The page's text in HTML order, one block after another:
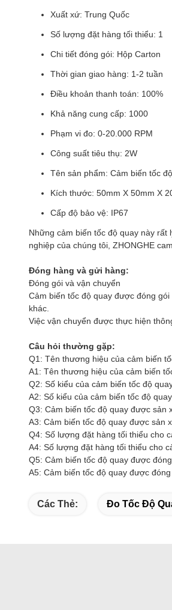
Xuất xứ: Trung Quốc
Số lượng đặt hàng tối thiểu: 1
Chi tiết đóng gói: Hộp Carton
Thời gian giao hàng: 1-2 tuần
Điều khoản thanh toán: 100%
Khả năng cung cấp: 1000
Phạm vi đo: 0-20.000 RPM
Công suất tiêu thụ: 2W
Tên sản phẩm: Cảm biến tốc
Kích thước: 50mm X 50mm X
Cấp độ bảo vệ: IP67
Những cảm biến tốc độ quay này
nghiệp của chúng tôi, ZHONGHE
Đóng hàng và gửi hàng:
Đóng gói và vận chuyển
Cảm biến tốc độ quay được đóng
khác.
Việc vận chuyển được thực hiện
Câu hỏi thường gặp:
Q1: Tên thương hiệu của cảm biến
A1: Tên thương hiệu của cảm biến
Q2: Số kiểu của cảm biến tốc độ
A2: Số kiểu của cảm biến tốc độ quay
Q3: Cảm biến tốc độ quay được sản
A3: Cảm biến tốc độ quay được sản
Q4: Số lượng đặt hàng tối thiểu cho
A4: Số lượng đặt hàng tối thiểu cho
Q5: Cảm biến tốc độ quay được
A5: Cảm biến tốc độ quay được
Các Thẻ: Đo Tốc Độ